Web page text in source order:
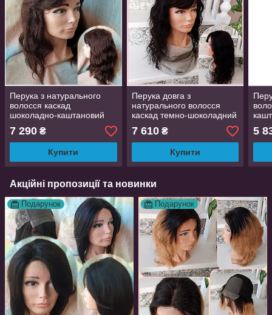
Перука з натурального
волосся каскад
шоколадно-каштановий
TRINA 18"- 4
7 290 ₴
Купити
Перука довга з
натурального волосся
каскад темно-шоколадний
VICTORIA 18"- 2
7 610₴
Купити
5
Акційні пропозиції та новинки
Подарунок Подарунок